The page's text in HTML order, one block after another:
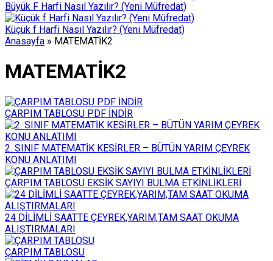
Büyük F Harfi Nasıl Yazılır? (Yeni Müfredat)
Küçük f Harfi Nasıl Yazılır? (Yeni Müfredat)
Anasayfa » MATEMATİK2
MATEMATİK2
ÇARPIM TABLOSU PDF İNDİR
2. SINIF MATEMATİK KESİRLER – BÜTÜN YARIM ÇEYREK
KONU ANLATIMI
ÇARPIM TABLOSU EKSİK SAYIYI BULMA ETKİNLİKLERİ
24 DİLİMLİ SAATTE ÇEYREK,YARIM,TAM SAAT OKUMA
ALIŞTIRMALARI
ÇARPIM TABLOSU